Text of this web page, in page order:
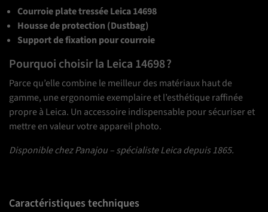
Courroie plate tressée Leica 14698
Housse de protection (Dustbag)
Support de fixation pour courroie
Pourquoi choisir la Leica 14698 ?
Parce qu’elle combine le meilleur des matériaux haut de
gamme, une ergonomie exemplaire et l’esthétique raffinée
propre à Leica. Un accessoire indispensable pour sécuriser et
mettre en valeur votre appareil photo.
Disponible chez Panajou – spécialiste Leica depuis 1865.
Caractéristiques techniques